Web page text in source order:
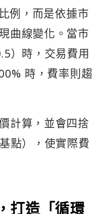
例，而是依據市
曲線變化。當市
）時，交易費用
時，費率則趨
計算，並會四捨
點），使實際費
打造「循環